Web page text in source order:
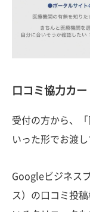
口コミ協力カ
受付の方から、
いった形でお渡
Googleビジネス
ス）の口コミ投